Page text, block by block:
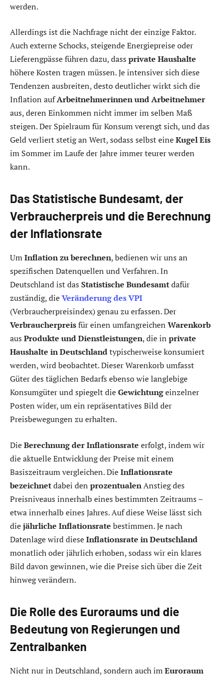
werden.
Allerdings ist die Nachfrage nicht der einzige Faktor.
Auch externe Schocks, steigende Energiepreise oder
Lieferengpässe führen dazu, dass private Haushalte
höhere Kosten tragen müssen. Je intensiver sich diese
Tendenzen ausbreiten, desto deutlicher wirkt sich die
Inflation aufArbeitnehmerinnen und Arbeitnehmer
aus, deren Einkommen nicht immer im selben Maß
steigen. Der Spielraum für Konsum verengt sich, und das
Geld verliert stetig an Wert, sodass selbst eineKugel Eis
im Sommer im Laufe der Jahre immer teurer werden
kann.
Das Statistische Bundesamt, der
Verbraucherpreis und die Berechnung
der Inflationsrate
UmInflation zu berechnen, bedienen wir uns an
spezifischen Datenquellen und Verfahren. In
Deutschland ist das Statistische Bundesamtdafür
zuständig, dieVeränderung des VPI
(Verbraucherpreisindex) genau zu erfassen. Der
Verbraucherpreisfür einen umfangreichen Warenkorb
aus Produkte und Dienstleistungen, die in private
Haushalte in Deutschlandtypischerweise konsumiert
werden, wird beobachtet. Dieser Warenkorb umfasst
Güter des täglichen Bedarfs ebenso wie langlebige
Konsumgüter und spiegelt dieGewichtungeinzelner
Posten wider, um ein repräsentatives Bild der
Preisbewegungen zu erhalten.
DieBerechnung der Inflationsrate erfolgt, indem wir
die aktuelle Entwicklung der Preise mit einem
Basiszeitraum vergleichen. DieInflationsrate
bezeichnetdabei den prozentualenAnstieg des
Preisniveaus innerhalb eines bestimmten Zeitraums –
etwa innerhalb eines Jahres. Auf diese Weise lässt sich
diejährliche Inflationsrate bestimmen. Je nach
Datenlage wird dieseInflationsrate in Deutschland
monatlich oder jährlich erhoben, sodass wir ein klares
Bild davon gewinnen, wie die Preise sich über die Zeit
hinweg verändern.
Die Rolle des Euroraums und die
Bedeutung von Regierungen und
Zentralbanken
Nicht nur in Deutschland, sondern auch imEuroraum